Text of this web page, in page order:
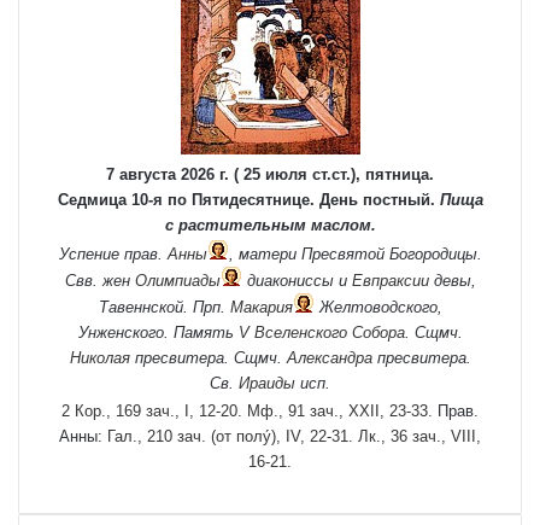
7 августа 2026 г. ( 25 июля ст.ст.), пятница.
Седмица 10-я по Пятидесятнице. День постный. Пища
с растительным маслом.
Успение прав. Анны
, матери Пресвятой Богородицы.
Свв. жен Олимпиады диакониссы и Евпраксиидевы,
Тавеннской. Прп. Макария
Желтоводского,
Унженского. Память V Вселенского Собора. Сщмч.
Николаяпресвитера. Сщмч. Александрапресвитера.
Св. Ираиды исп.
2 Кор., 169 зач., I, 12-20. Мф., 91 зач., XXII, 23-33. Прав.
Анны: Гал., 210 зач. (от полу́), IV, 22-31.
Лк., 36 зач., VIII,
16-21.